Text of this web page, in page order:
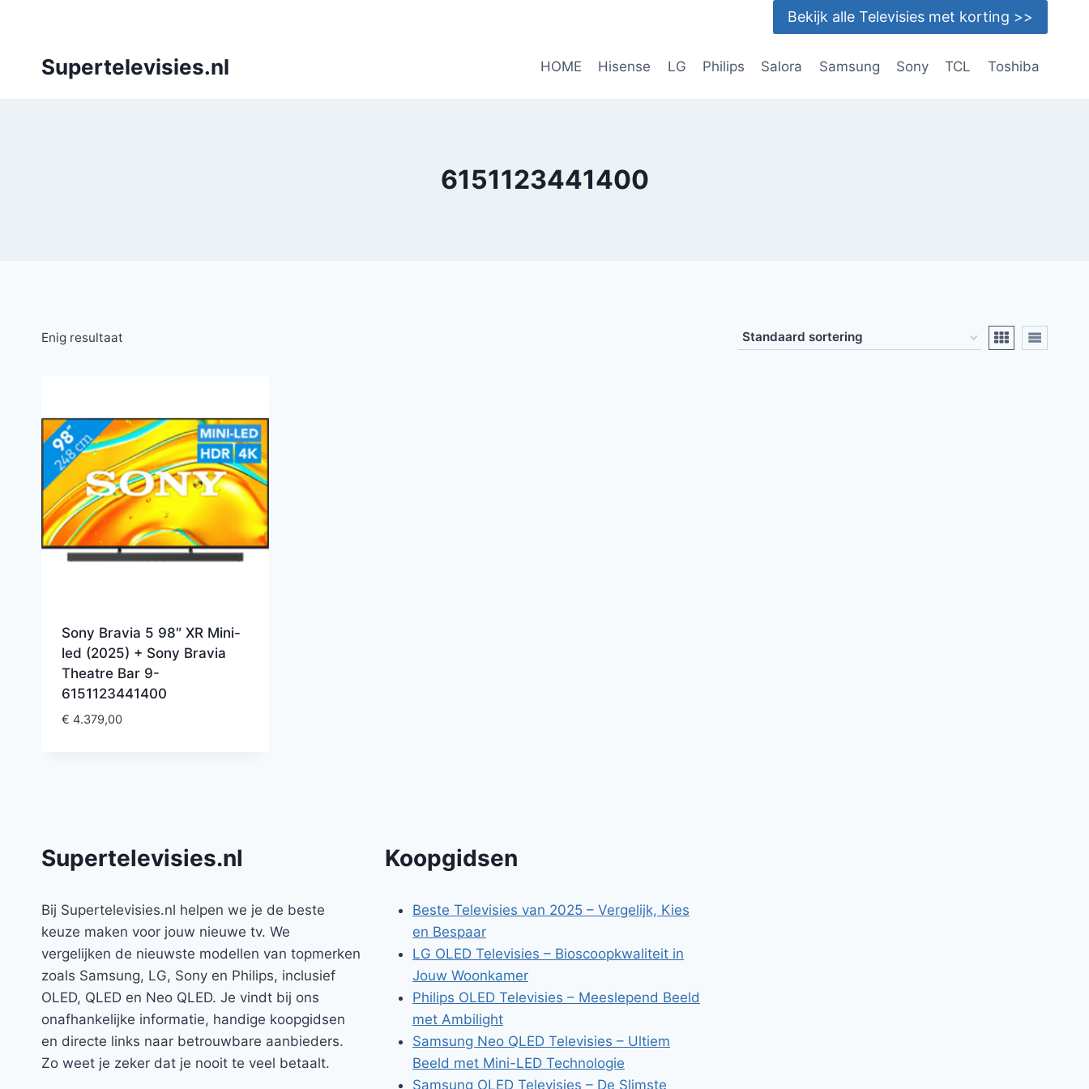
Bekijk alle Televisies met korting >>
Supertelevisies.nl HOME Hisense LG Philips Salora Samsung Sony TCL Toshiba
6151123441400
Enig resultaat
Sony Bravia 5 98″ XR Mini-
led (2025) + Sony Bravia
Theatre Bar 9-
6151123441400
€ 4.379,00
Supertelevisies.nl
Bij Supertelevisies.nl helpen we je de beste
keuze maken voor jouw nieuwe tv. We
vergelijken de nieuwste modellen van topmerken
zoals Samsung, LG, Sony en Philips, inclusief
OLED, QLED en Neo QLED. Je vindt bij ons
onafhankelijke informatie, handige koopgidsen
en directe links naar betrouwbare aanbieders.
Zo weet je zeker dat je nooit te veel betaalt.
Koopgidsen
Beste Televisies van 2025 – Vergelijk, Kies
en Bespaar
LG OLED Televisies – Bioscoopkwaliteit in
Jouw Woonkamer
Philips OLED Televisies – Meeslepend Beeld
met Ambilight
Samsung Neo QLED Televisies – Ultiem
Beeld met Mini-LED Technologie
Samsung OLED Televisies – De Slimste